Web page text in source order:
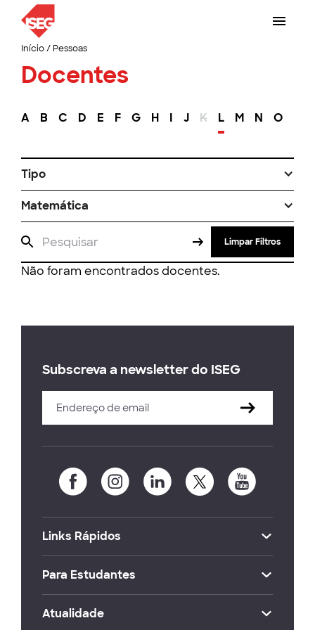
Início/ Pessoas
Docentes
A B C D E F G H I J K L M N O
Tipo
Matemática
Limpar Filtros
Não foram encontrados docentes.
Subscreva a newsletter do ISEG
Links Rápidos
Para Estudantes
Atualidade